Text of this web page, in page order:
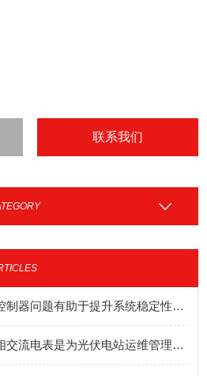
联系我们
及时解决光伏防逆流控制器问题有助于提升系统稳定性与运维效率
正确安装光伏电站三相交流电表是为光伏电站运维管理提供技术支持的关键